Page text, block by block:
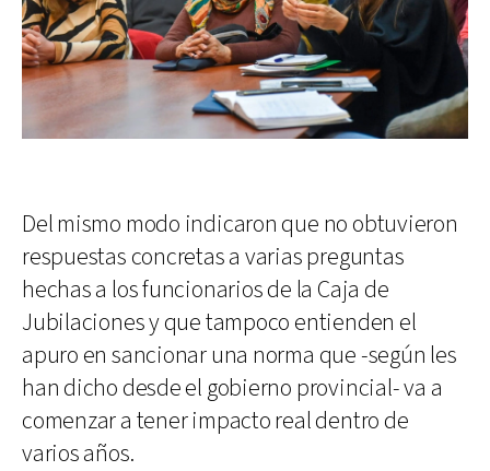
Del mismo modo indicaron que no obtuvieron
respuestas concretas a varias preguntas
hechas a los funcionarios de la Caja de
Jubilaciones y que tampoco entienden el
apuro en sancionar una norma que -según les
han dicho desde el gobierno provincial- va a
comenzar a tener impacto real dentro de
varios años.